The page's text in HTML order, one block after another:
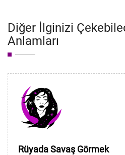
Diğer İlginizi
Anlamları
Rüyada Savaş Görmek